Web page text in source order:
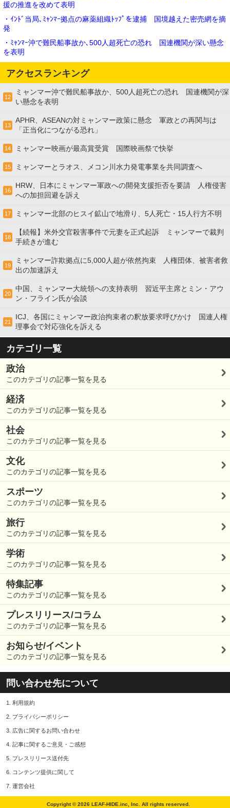
援の推進を改めて表明
・ｲﾝﾄﾞ当局､ﾐｬﾝﾏｰ拠点の麻薬組織ﾄｯﾌﾟを逮捕 国境越えた密売網を摘
発
・ﾐｬﾝﾏｰ沖で難民船事故か､500人超死亡の恐れ 国連機関が深い懸念
を表明
アクセスランキング
12
ミャンマー沖で難民船事故か、500人超死亡の恐れ 国連機関が深
い懸念を表明
13
APHR、ASEANの対ミャンマー政策に懸念 軍政との再関与は
「正当化につながる恐れ」
14 ミャンマー映画が最高賞受賞 国際映画祭で快挙
15 ミャンマーとラオス、メコン川水力発電事業を共同調査へ
16
HRW、日本にミャンマー軍政への開発支援拒否を要請 人権侵害
への加担回避を訴え
17 ミャンマー北部のヒスイ鉱山で地滑り、5人死亡・15人行方不明
18
【続報】米外交官殺害事件で元妻を正式起訴 ミャンマーで裁判
手続きが進む
19
ミャンマー詐欺拠点に5,000人超が依然拘束 人権団体、被害者救
出の加速訴え
20
中国、ミャンマー大統領への支持表明 習近平主席とミン・アウ
ン・フライン氏が会談
21
ICJ、各国にミャンマー政治拘束者の釈放要求呼びかけ 国連人権
理事会で対応強化を訴える
カテゴリ一覧
政治
このカテゴリの記事一覧を見る
経済
このカテゴリの記事一覧を見る
社会
このカテゴリの記事一覧を見る
文化
このカテゴリの記事一覧を見る
スポーツ
このカテゴリの記事一覧を見る
旅行
このカテゴリの記事一覧を見る
学術
このカテゴリの記事一覧を見る
特集記事
このカテゴリの記事一覧を見る
プレスリリース/コラム
このカテゴリの記事一覧を見る
お知らせ/イベント
このカテゴリの記事一覧を見る
問い合わせ先について
1. 利用規約
2. プライバシーポリシー
3. 広告に関するお問い合わせ
4. 記事に関するご意見・ご感想
5. プレスリリース送付先
6. コンテンツ提供に関して
7. 運営会社
Copyright © 2026 LEAF-HIDE.inc, Inc. All rights reserved.